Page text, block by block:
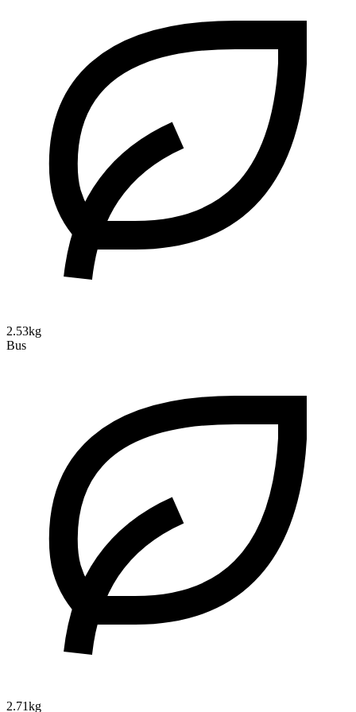
2.53kg
Bus
2.71kg